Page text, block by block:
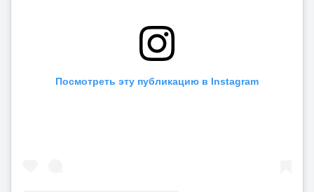
Посмотреть эту публикацию в Instagram